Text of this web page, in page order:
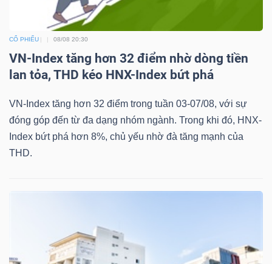
CỔ PHIẾU 08/08 20:30
VN-Index tăng hơn 32 điểm nhờ dòng tiền
lan tỏa, THD kéo HNX-Index bứt phá
VN-Index tăng hơn 32 điểm trong tuần 03-07/08, với sự
đóng góp đến từ đa dạng nhóm ngành. Trong khi đó, HNX-
Index bứt phá hơn 8%, chủ yếu nhờ đà tăng mạnh của
THD.
VỤ
TRUYỀN
THÔNG
TIỆN
ĐỘNG